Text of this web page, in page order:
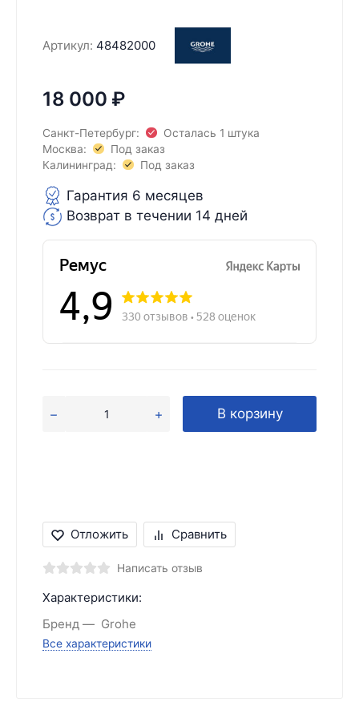
Артикул: 48482000
18 000 ₽
Санкт-Петербург:
Осталась 1 штука
Москва:
Под заказ
Калининград:
Под заказ
Гарантия 6 месяцев
Возврат в течении 14 дней
В корзину
Отложить Сравнить
Написать отзыв
Характеристики:
Бренд
Grohe
Все характеристики